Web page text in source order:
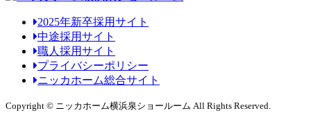
2025年新卒採用サイト
中途採用サイト
職人採用サイト
プライバシーポリシー
ニッカホーム総合サイト
Copyright © ニッカホーム横浜泉ショールーム All Rights Reserved.